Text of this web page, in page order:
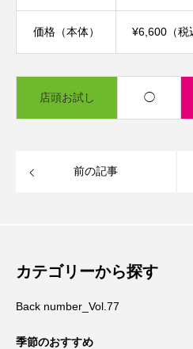
価格（本体） ¥6,600（税
店頭お試し ◯
前の記事
カテゴリーから探す
Back number_Vol.77
季節のおすすめ